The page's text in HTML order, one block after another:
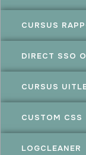
CURSUS
DIRECT SSO
CURSUS
CUSTOM CSS
LOGCLEANER